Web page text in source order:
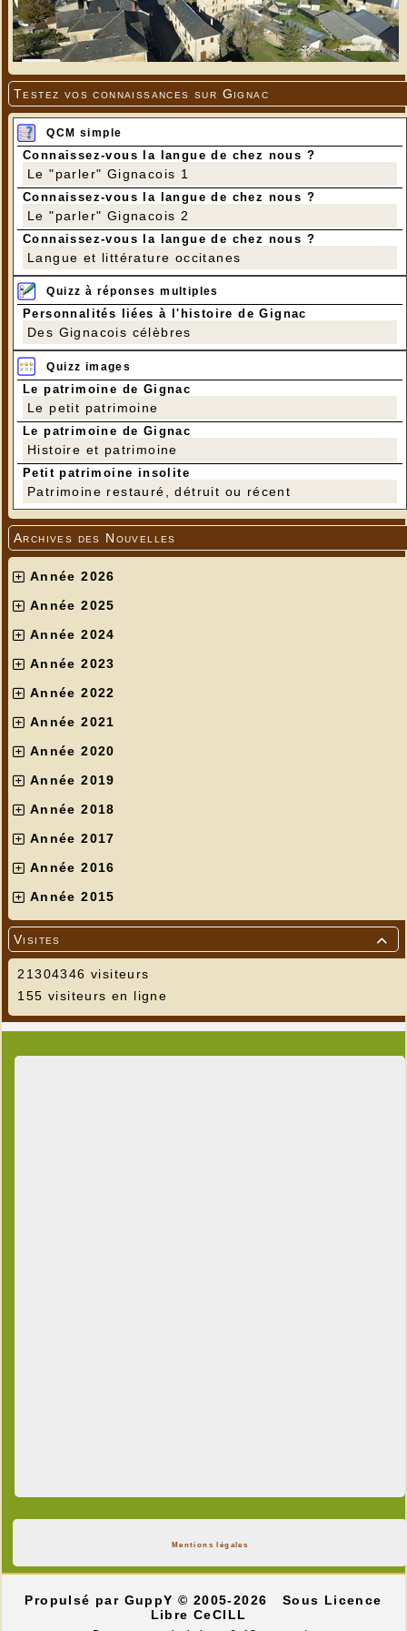
Testez vos connaissances sur Gignac
QCM simple
Connaissez-vous la langue de chez nous ?
Le "parler" Gignacois 1
Connaissez-vous la langue de chez nous ?
Le "parler" Gignacois 2
Connaissez-vous la langue de chez nous ?
Langue et littérature occitanes
Quizz à réponses multiples
Personnalités liées à l'histoire de Gignac
Des Gignacois célèbres
Quizz images
Le patrimoine de Gignac
Le petit patrimoine
Le patrimoine de Gignac
Histoire et patrimoine
Petit patrimoine insolite
Patrimoine restauré, détruit ou récent
Archives des Nouvelles
Année 2026
Année 2025
Année 2024
Année 2023
Année 2022
Année 2021
Année 2020
Année 2019
Année 2018
Année 2017
Année 2016
Année 2015

Visites
21304346 visiteurs
155 visiteurs en ligne
Mentions légales
Propulsé par GuppY© 2005-2026
Sous Licence
Libre CeCILL